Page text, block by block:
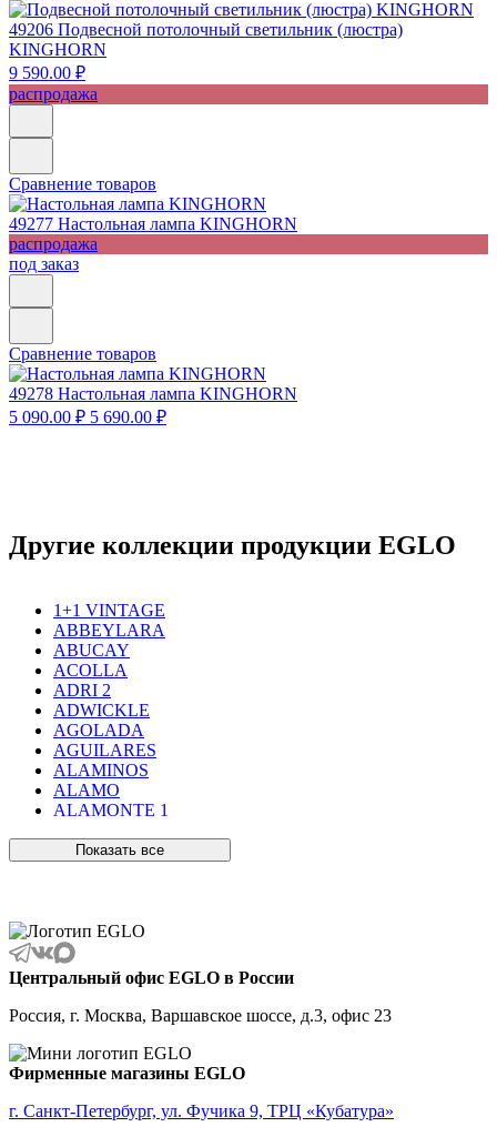
49206 Подвесной потолочный светильник (люстра)
KINGHORN
9 590.00 ₽
распродажа
Сравнение товаров
49277 Настольная лампа KINGHORN
распродажа
под заказ
Сравнение товаров
49278 Настольная лампа KINGHORN
5 090.00 ₽ 5 690.00 ₽
Другие коллекции продукции EGLO
1+1 VINTAGE
ABBEYLARA
ABUCAY
ACOLLA
ADRI 2
ADWICKLE
AGOLADA
AGUILARES
ALAMINOS
ALAMO
ALAMONTE 1
ALBARACCIN
ALCUDIA
ALDERNEY
ALMANZORA
ALMEIDA
ALMEIDA 2
ALMONTE
ALMUDAINA
ALOBRASE
ALSAGER
Показать все
Центральный офис EGLO в России
Россия, г. Москва, Варшавское шоссе, д.3, офис 23
Фирменные магазины EGLO
г. Санкт-Петербург, ул. Фучика 9, ТРЦ «Кубатура»